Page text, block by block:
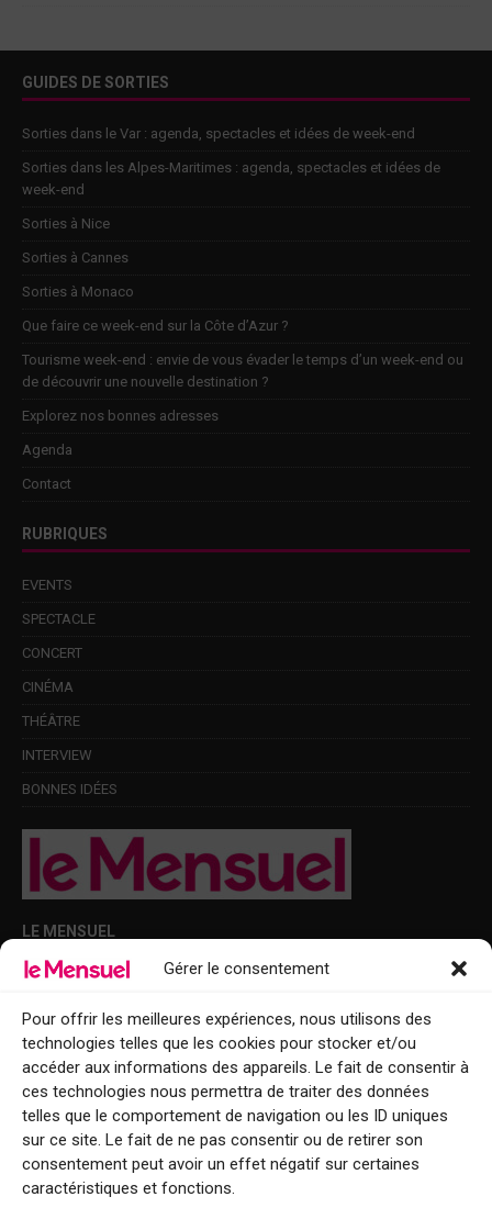
Gérer le consentement
Pour offrir les meilleures expériences, nous utilisons des
technologies telles que les cookies pour stocker et/ou
accéder aux informations des appareils. Le fait de consentir à
ces technologies nous permettra de traiter des données
telles que le comportement de navigation ou les ID uniques
sur ce site. Le fait de ne pas consentir ou de retirer son
consentement peut avoir un effet négatif sur certaines
caractéristiques et fonctions.
GUIDES DE SORTIES
Sorties dans le Var : agenda, spectacles et idées de week-end
Sorties dans les Alpes-Maritimes : agenda, spectacles et idées de
week-end
Sorties à Nice
Sorties à Cannes
Sorties à Monaco
Que faire ce week-end sur la Côte d’Azur ?
Tourisme week-end : envie de vous évader le temps d’un week-end ou
de découvrir une nouvelle destination ?
Explorez nos bonnes adresses
Agenda
Contact
RUBRIQUES
EVENTS
SPECTACLE
CONCERT
CINÉMA
THÉÂTRE
INTERVIEW
BONNES IDÉES
LE MENSUEL
Points de diffusion Var et Alpes-Maritimes : oû trouver Le Mensuel ?
Le Mensuel en PDF : consultez le magazine en ligne
Qui sommes-nous ?
BFM Top Sorties
EVENT
Tourisme week-end : envie de vous évader le temps d’un week-end ou